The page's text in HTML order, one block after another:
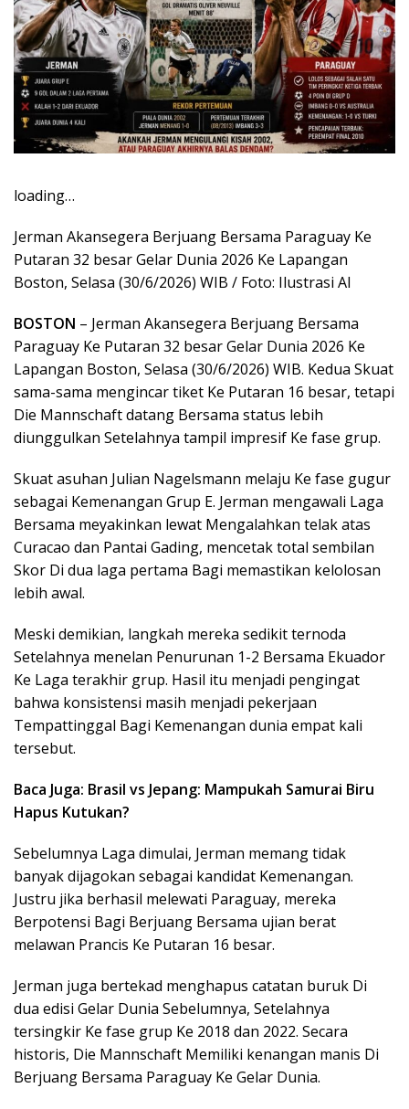
loading…
Jerman Akansegera Berjuang Bersama Paraguay Ke
Putaran 32 besar Gelar Dunia 2026 Ke Lapangan
Boston, Selasa (30/6/2026) WIB / Foto: Ilustrasi AI
BOSTON – Jerman Akansegera Berjuang Bersama
Paraguay Ke Putaran 32 besar Gelar Dunia 2026 Ke
Lapangan Boston, Selasa (30/6/2026) WIB. Kedua Skuat
sama-sama mengincar tiket Ke Putaran 16 besar, tetapi
Die Mannschaft datang Bersama status lebih
diunggulkan Setelahnya tampil impresif Ke fase grup.
Skuat asuhan Julian Nagelsmann melaju Ke fase gugur
sebagai Kemenangan Grup E. Jerman mengawali Laga
Bersama meyakinkan lewat Mengalahkan telak atas
Curacao dan Pantai Gading, mencetak total sembilan
Skor Di dua laga pertama Bagi memastikan kelolosan
lebih awal.
Meski demikian, langkah mereka sedikit ternoda
Setelahnya menelan Penurunan 1-2 Bersama Ekuador
Ke Laga terakhir grup. Hasil itu menjadi pengingat
bahwa konsistensi masih menjadi pekerjaan
Tempattinggal Bagi Kemenangan dunia empat kali
tersebut.
Baca Juga: Brasil vs Jepang: Mampukah Samurai Biru
Hapus Kutukan?
Sebelumnya Laga dimulai, Jerman memang tidak
banyak dijagokan sebagai kandidat Kemenangan.
Justru jika berhasil melewati Paraguay, mereka
Berpotensi Bagi Berjuang Bersama ujian berat
melawan Prancis Ke Putaran 16 besar.
Jerman juga bertekad menghapus catatan buruk Di
dua edisi Gelar Dunia Sebelumnya, Setelahnya
tersingkir Ke fase grup Ke 2018 dan 2022. Secara
historis, Die Mannschaft Memiliki kenangan manis Di
Berjuang Bersama Paraguay Ke Gelar Dunia.